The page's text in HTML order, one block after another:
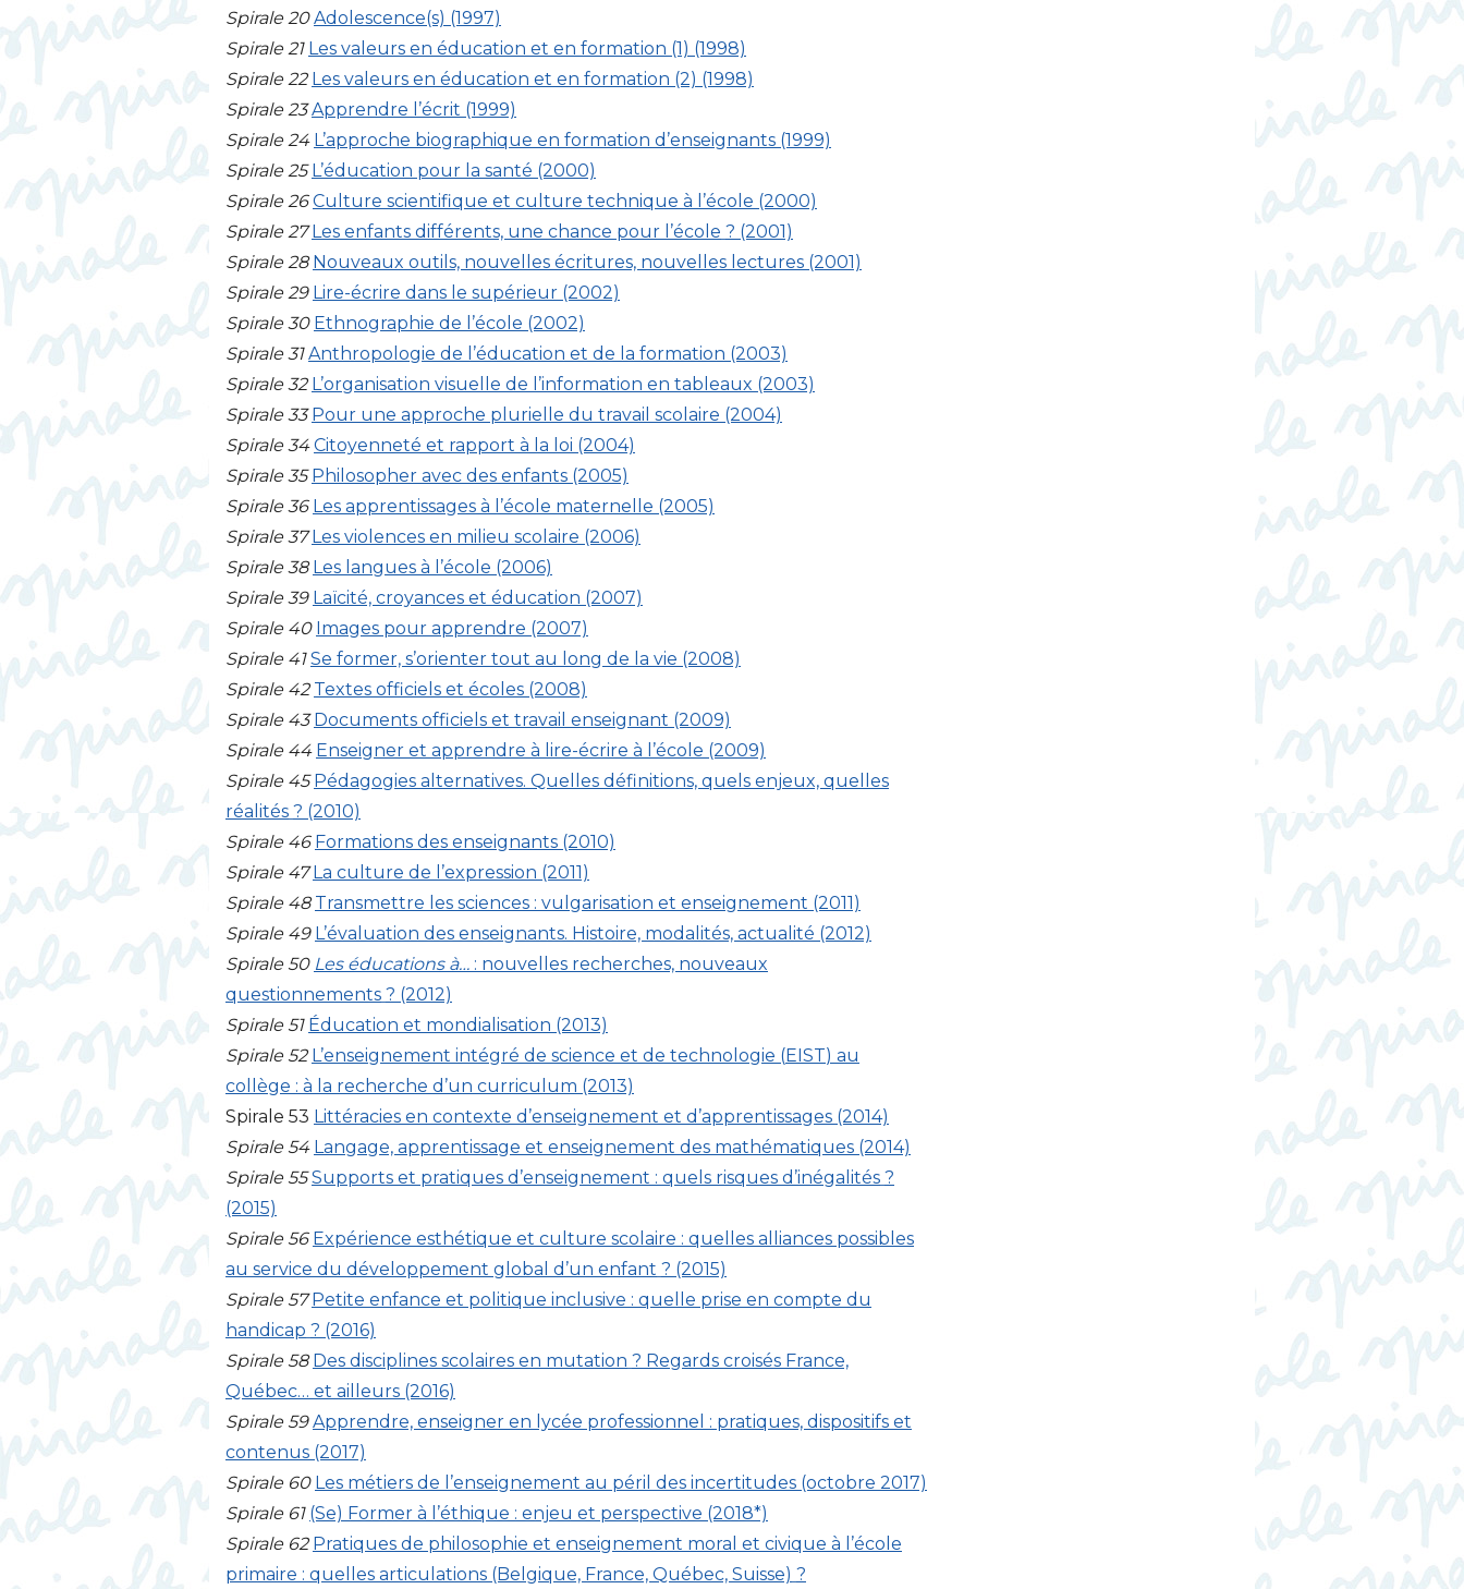
Spirale 20 Adolescence(s) (1997)
Spirale 21 Les valeurs en éducation et en formation (1) (1998)
Spirale 22 Les valeurs en éducation et en formation (2) (1998)
Spirale 23 Apprendre l’écrit (1999)
Spirale 24 L’approche biographique en formation d’enseignants (1999)
Spirale 25 L’éducation pour la santé (2000)
Spirale 26 Culture scientifique et culture technique à l’école (2000)
Spirale 27 Les enfants différents, une chance pour l’école ? (2001)
Spirale 28 Nouveaux outils, nouvelles écritures, nouvelles lectures (2001)
Spirale 29 Lire-écrire dans le supérieur (2002)
Spirale 30 Ethnographie de l’école (2002)
Spirale 31 Anthropologie de l’éducation et de la formation (2003)
Spirale 32 L’organisation visuelle de l’information en tableaux (2003)
Spirale 33 Pour une approche plurielle du travail scolaire (2004)
Spirale 34 Citoyenneté et rapport à la loi (2004)
Spirale 35 Philosopher avec des enfants (2005)
Spirale 36 Les apprentissages à l’école maternelle (2005)
Spirale 37 Les violences en milieu scolaire (2006)
Spirale 38 Les langues à l’école (2006)
Spirale 39 Laïcité, croyances et éducation (2007)
Spirale 40 Images pour apprendre (2007)
Spirale 41 Se former, s’orienter tout au long de la vie (2008)
Spirale 42 Textes officiels et écoles (2008)
Spirale 43 Documents officiels et travail enseignant (2009)
Spirale 44 Enseigner et apprendre à lire-écrire à l’école (2009)
Spirale 45 Pédagogies alternatives. Quelles définitions, quels enjeux, quelles
réalités ? (2010)
Spirale 46 Formations des enseignants (2010)
Spirale 47 La culture de l’expression (2011)
Spirale 48 Transmettre les sciences : vulgarisation et enseignement (2011)
Spirale 49 L’évaluation des enseignants. Histoire, modalités, actualité (2012)
Spirale 50 Les éducations à… : nouvelles recherches, nouveaux
questionnements ? (2012)
Spirale 51 Éducation et mondialisation (2013)
Spirale 52 L’enseignement intégré de science et de technologie (EIST) au
collège : à la recherche d’un curriculum (2013)
Spirale 53 Littéracies en contexte d’enseignement et d’apprentissages (2014)
Spirale 54 Langage, apprentissage et enseignement des mathématiques (2014)
Spirale 55 Supports et pratiques d’enseignement : quels risques d’inégalités ?
(2015)
Spirale 56 Expérience esthétique et culture scolaire : quelles alliances possibles
au service du développement global d’un enfant ? (2015)
Spirale 57 Petite enfance et politique inclusive : quelle prise en compte du
handicap ? (2016)
Spirale 58 Des disciplines scolaires en mutation ? Regards croisés France,
Québec… et ailleurs (2016)
Spirale 59 Apprendre, enseigner en lycée professionnel : pratiques, dispositifs et
contenus (2017)
Spirale 60 Les métiers de l’enseignement au péril des incertitudes (octobre 2017)
Spirale 61 (Se) Former à l’éthique : enjeu et perspective (2018*)
Spirale 62 Pratiques de philosophie et enseignement moral et civique à l’école
primaire : quelles articulations (Belgique, France, Québec, Suisse) ?